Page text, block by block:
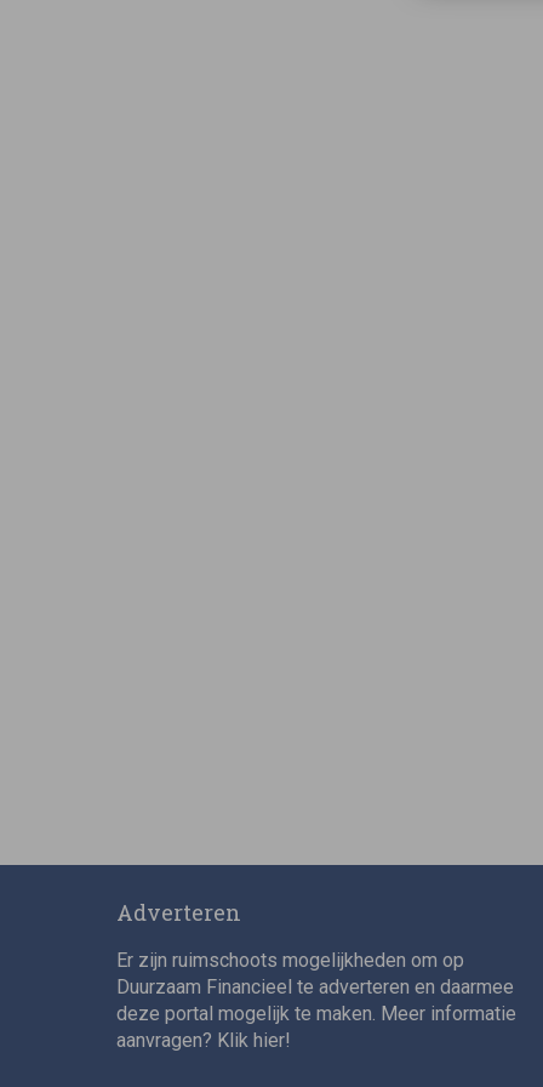
Adverteren
Er zijn ruimschoots mogelijkheden om op
Duurzaam Financieel te adverteren en daarmee
deze portal mogelijk te maken. Meer informatie
aanvragen? Klik hier!